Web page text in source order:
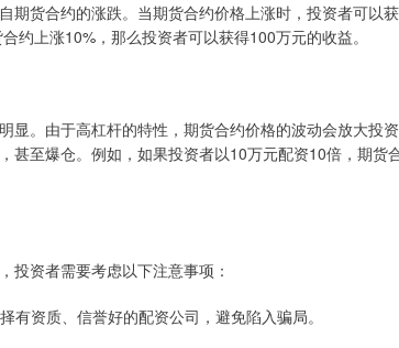
期货合约的涨跌。当期货合约价格上涨时，投资者可以
约上涨10%，那么投资者可以获得100万元的收益。
显。由于高杠杆的特性，期货合约价格的波动会放大投
甚至爆仓。例如，如果投资者以10万元配资10倍，期货
投资者需要考虑以下注意事项：
有资质、信誉好的配资公司，避免陷入骗局。